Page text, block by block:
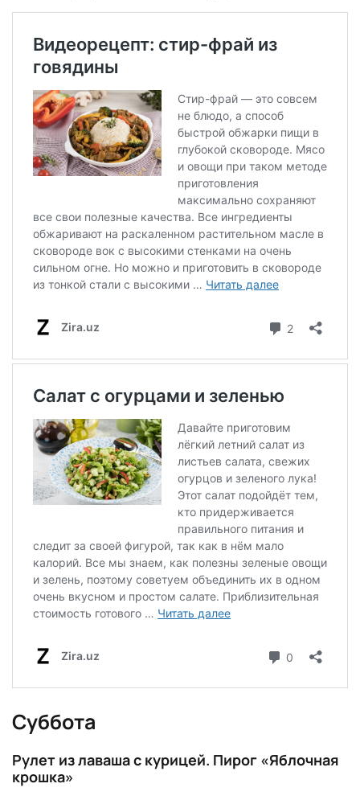
Суббота
Рулет из лаваша с курицей. Пирог «Яблочная
крошка»